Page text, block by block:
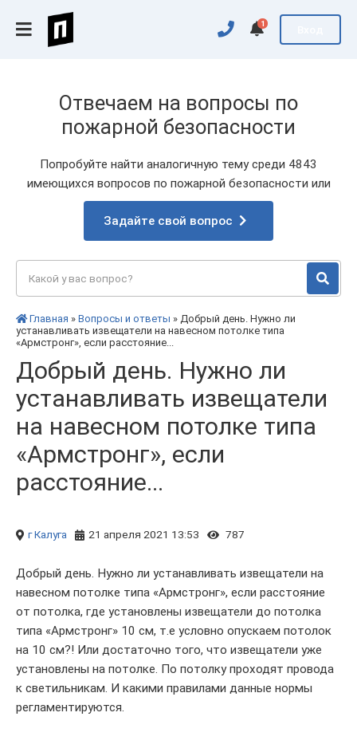
1
Отвечаем на вопросы по
пожарной безопасности
Попробуйте найти аналогичную тему среди 4843
имеющихся вопросов по пожарной безопасности или
Задайте свой вопрос
Главная » Вопросы и ответы » Добрый день. Нужно ли
устанавливать извещатели на навесном потолке типа
«Армстронг», если расстояние...
Добрый день. Нужно ли
устанавливать извещатели
на навесном потолке типа
«Армстронг», если
расстояние...
г Калуга 21 апреля 2021 13:53 787
Добрый день. Нужно ли устанавливать извещатели на
навесном потолке типа «Армстронг», если расстояние
от потолка, где установлены извещатели до потолка
типа «Армстронг» 10 см, т.е условно опускаем потолок
на 10 см?! Или достаточно того, что извещатели уже
установлены на потолке. По потолку проходят провода
к светильникам. И какими правилами данные нормы
регламентируются.